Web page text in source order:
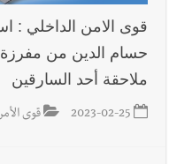
قوى الامن الداخلي :
حسام الدين من مفرزة
ملاحقة أحد السارقين
2023-02-25 قوى